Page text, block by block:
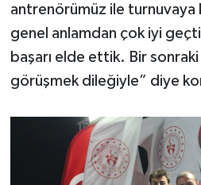
antrenörümüz ile turnuvaya
genel anlamdan çok iyi
başarı elde ettik. Bir
görüşmek dileğiyle” diye